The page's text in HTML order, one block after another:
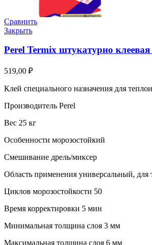
Сравнить
Закрыть
Perel Termix штукатурно клеевая
519,00 ₽
Клей специального назначения для
Производитель Perel
Вес 25 кг
Особенности морозостойкий
Смешивание дрель/миксер
Область применения универсальный, для
Циклов морозостойкости 50
Время корректировки 5 мин
Минимальная толщина слоя 3 мм
Максимальная толщина слоя 6 мм